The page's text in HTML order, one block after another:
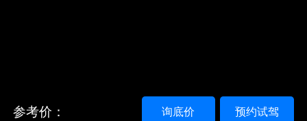
参考价： 预约试驾
询底价